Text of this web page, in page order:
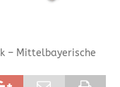
– Mittelbayerische